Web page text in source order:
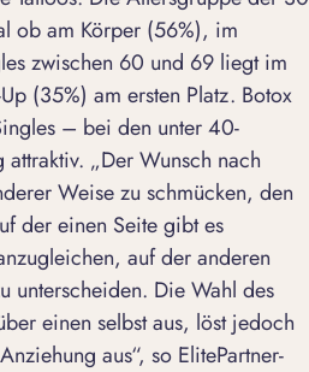
ob am Körper (56%), im
zwischen 60 und 69 liegt im
(35%) am ersten Platz. Botox
– bei den unter 40-
„Der Wunsch nach
Weise zu schmücken, den
der einen Seite gibt es
auf der anderen
unterscheiden. Die Wahl des
einen selbst aus, löst jedoch
aus“, so ElitePartner-